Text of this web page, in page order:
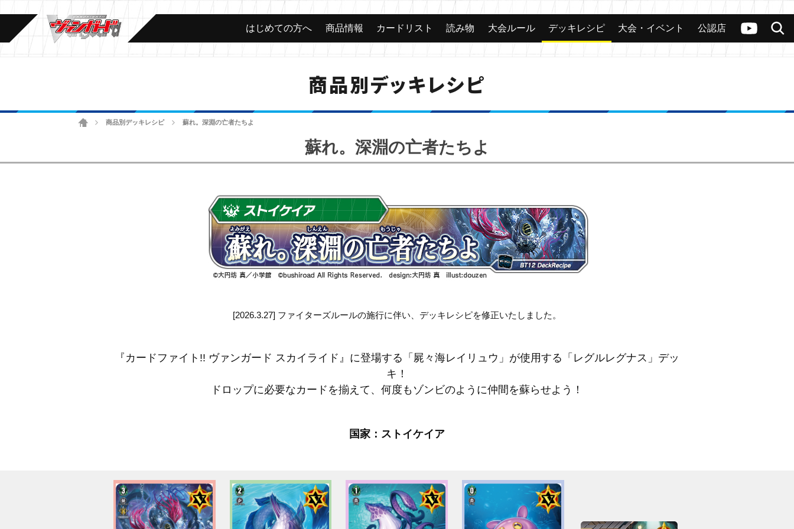
ヴァンガードch
検索
カード 大会 公認店舗 その他
はじめての方へ 商品情報 カードリスト 読み物 大会ルール デッキレシピ 大会・イベント 公認店
商品別デッキレシピ
ホーム商品別デッキレシピ 蘇れ。深淵の亡者たちよ
蘇れ。深淵の亡者たちよ
[2026.3.27] ファイターズルールの施行に伴い、デッキレシピを修正いたしました。
『カードファイト!! ヴァンガード スカイライド』に登場する「屍々海レイリュウ」が使用する「レグルレグナス」デッ
キ！
ドロップに必要なカードを揃えて、何度もゾンビのように仲間を蘇らせよう！
国家：ストイケイア